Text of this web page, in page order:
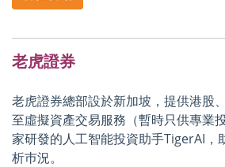
老虎證券
老虎證券總部設於新加坡，提供港股
至虛擬資產交易服務（暫時只供專業
家研發的人工智能投資助手TigerAI，
析巿況。